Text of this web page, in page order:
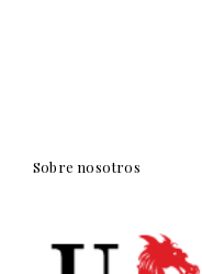
Sobre nosotros